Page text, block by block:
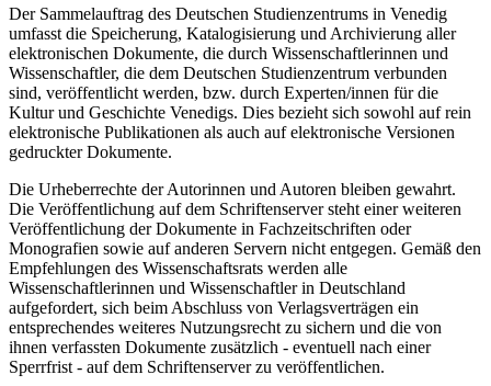
Der Sammelauftrag des Deutschen Studienzentrums in Venedig
umfasst die Speicherung, Katalogisierung und Archivierung aller
elektronischen Dokumente, die durch Wissenschaftlerinnen und
Wissenschaftler, die dem Deutschen Studienzentrum verbunden
sind, veröffentlicht werden, bzw. durch Experten/innen für die
Kultur und Geschichte Venedigs. Dies bezieht sich sowohl auf rein
elektronische Publikationen als auch auf elektronische Versionen
gedruckter Dokumente.
Die Urheberrechte der Autorinnen und Autoren bleiben gewahrt.
Die Veröffentlichung auf dem Schriftenserver steht einer weiteren
Veröffentlichung der Dokumente in Fachzeitschriften oder
Monografien sowie auf anderen Servern nicht entgegen. Gemäß den
Empfehlungen des Wissenschaftsrats werden alle
Wissenschaftlerinnen und Wissenschaftler in Deutschland
aufgefordert, sich beim Abschluss von Verlagsverträgen ein
entsprechendes weiteres Nutzungsrecht zu sichern und die von
ihnen verfassten Dokumente zusätzlich - eventuell nach einer
Sperrfrist - auf dem Schriftenserver zu veröffentlichen.